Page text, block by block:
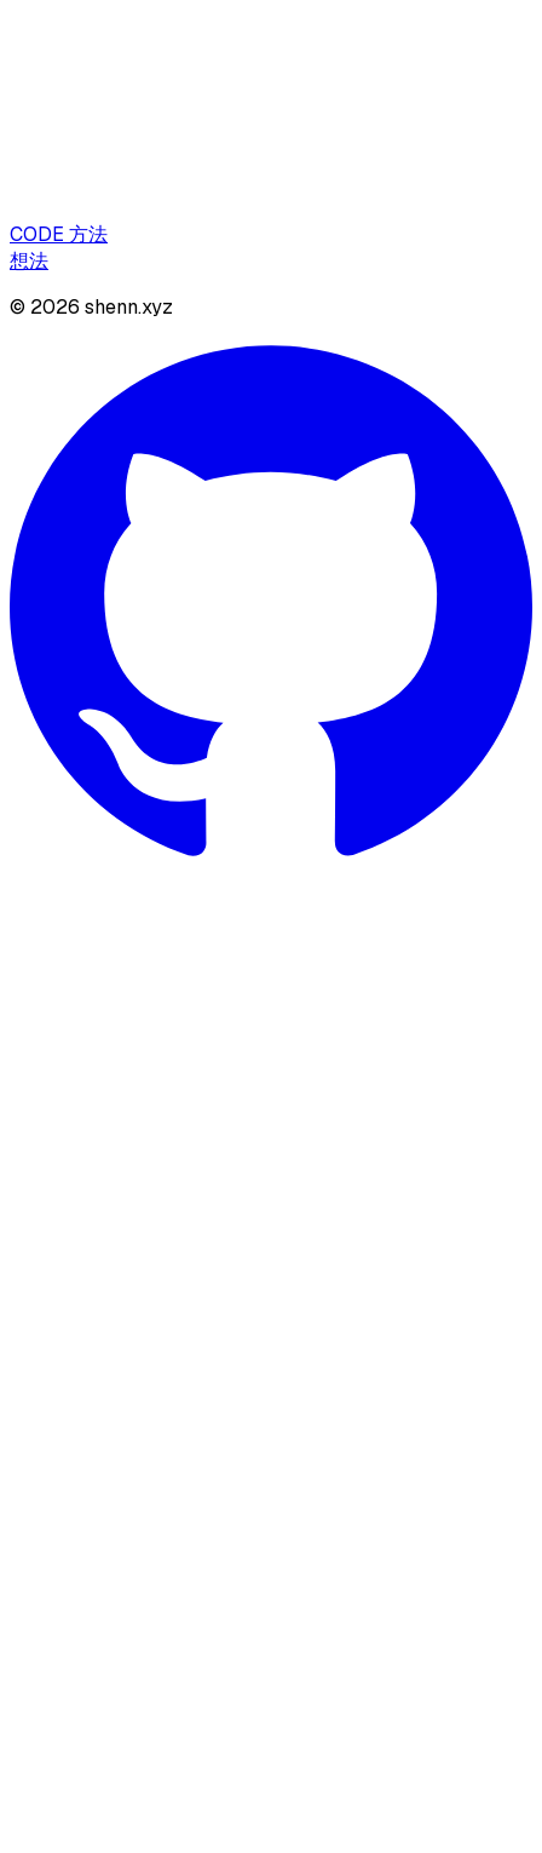
CODE 方法
想法
© 2026 shenn.xyz